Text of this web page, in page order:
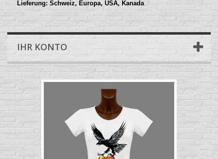
Lieferung: Schweiz, Europa, USA, Kanada
IHR KONTO